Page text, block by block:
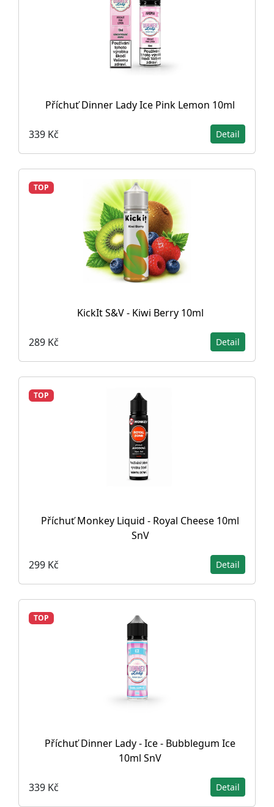
Příchuť Dinner Lady Ice Pink Lemon 10ml
339 Kč Detail
TOP
KickIt S&V - Kiwi Berry 10ml
289 Kč Detail
TOP
Příchuť Monkey Liquid - Royal Cheese 10ml
SnV
299 Kč Detail
TOP
Příchuť Dinner Lady - Ice - Bubblegum Ice
10ml SnV
339 Kč Detail